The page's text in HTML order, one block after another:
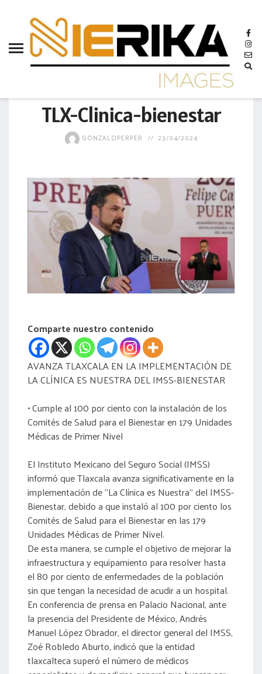
TLX-Clinica-bienestar
GONZALOPERPER 23/04/2024
Comparte nuestro contenido
AVANZA TLAXCALA EN LA IMPLEMENTACIÓN DE
LA CLÍNICA ES NUESTRA DEL IMSS-BIENESTAR
• Cumple al 100 por ciento con la instalación de los
Comités de Salud para el Bienestar en 179 Unidades
Médicas de Primer Nivel
El Instituto Mexicano del Seguro Social (IMSS)
informó que Tlaxcala avanza significativamente en la
implementación de “La Clínica es Nuestra” del IMSS-
Bienestar, debido a que instaló al 100 por ciento los
Comités de Salud para el Bienestar en las 179
Unidades Médicas de Primer Nivel.
De esta manera, se cumple el objetivo de mejorar la
infraestructura y equipamiento para resolver hasta
el 80 por ciento de enfermedades de la población
sin que tengan la necesidad de acudir a un hospital.
En conferencia de prensa en Palacio Nacional, ante
la presencia del Presidente de México, Andrés
Manuel López Obrador, el director general del IMSS,
Zoé Robledo Aburto, indicó que la entidad
tlaxcalteca superó el número de médicos
aamtlax
abanderamiento
acervo
acreditación